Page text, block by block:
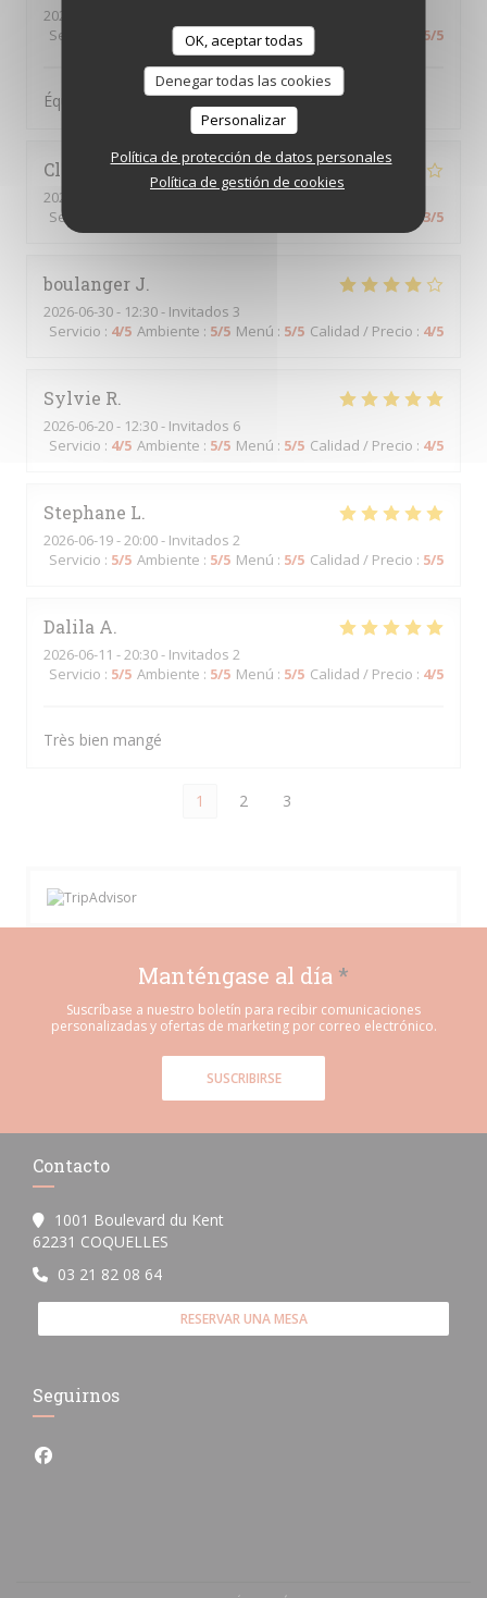
OK, aceptar todas
Denegar todas las cookies
Personalizar
Política de protección de datos personales
Política de gestión de cookies
2026-07-25
Servicio
Ambiente: 5/5 Menú:5/5 Calidad / Precio 5/5
Équipe a l'écoute et très sympa avec la clientèle
ClémenceM
2026-07-14
- 14:00 - Invitados 4
Servicio
3/5
boulanger J
2026-06-30- 12:30 - Invitados 3
Servicio : 4/5 Ambiente : 5/5 Menú : 5/5 Calidad / Precio : 4/5
Sylvie R
2026-06-20- 12:30 - Invitados 6
Servicio : 4/5 Ambiente : 5/5 Menú : 5/5 Calidad / Precio : 4/5
Stephane L
2026-06-19- 20:00 - Invitados 2
Servicio : 5/5 Ambiente : 5/5 Menú : 5/5 Calidad / Precio : 5/5
Dalila A
2026-06-11 - 20:30 - Invitados 2
Servicio : 5/5 Ambiente : 5/5 Menú : 5/5 Calidad / Precio : 4/5
Très bien mangé
1 2 3
Manténgase al día *
Suscríbase a nuestro boletín para recibir comunicaciones
personalizadas y ofertas de marketing por correo electrónico.
SUSCRIBIRSE
Contacto
1001 Boulevard du Kent
62231 COQUELLES
03 21 82 08 64
RESERVAR UNA MESA
Seguirnos
Facebook ((abre en una nueva ventana))